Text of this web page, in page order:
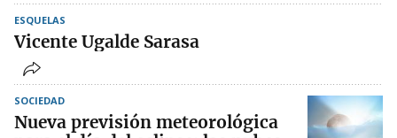
ESQUELAS
Vicente Ugalde Sarasa
SOCIEDAD
Nueva previsión meteorológica